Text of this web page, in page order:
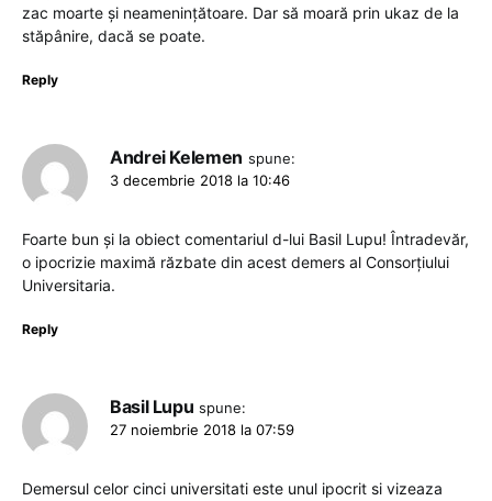
zac moarte și neamenințătoare. Dar să moară prin ukaz de la
stăpânire, dacă se poate.
Reply
Andrei Kelemen spune:
3 decembrie 2018 la 10:46
Foarte bun și la obiect comentariul d-lui Basil Lupu! Întradevăr,
o ipocrizie maximă răzbate din acest demers al Consorțiului
Universitaria.
Reply
Basil Lupu spune:
27 noiembrie 2018 la 07:59
Demersul celor cinci universitati este unul ipocrit si vizeaza